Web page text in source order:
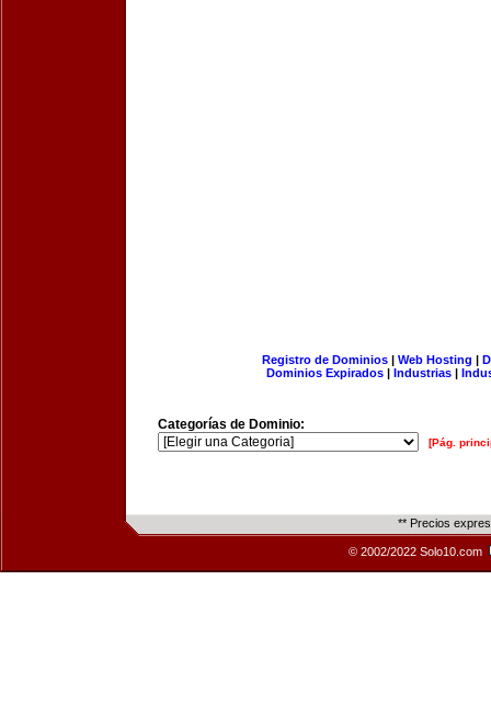
Registro de Dominios| Web Hosting |
Dominios Expirados | Industrias |
Categorías de Dominio:
[Pág.
** Precios
© 2002/2022 Solo10.com